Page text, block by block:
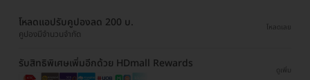
โหลดแอปรับคูปองลด 200 บ.
คูปองมีจำนวนจำกัด
โหลดเลย
รับสิทธิพิเศษเพิ่มอีกด้วย HDmall Rewards
ดูเพิ่ม